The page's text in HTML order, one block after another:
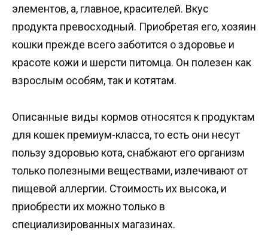
элементов, а, главное, красителей. Вкус
продукта превосходный. Приобретая его, хозяин
кошки прежде всего заботится о здоровье и
красоте кожи и шерсти питомца. Он полезен как
взрослым особям, так и котятам.
Описанные виды кормов относятся к продуктам
для кошек премиум-класса, то есть они несут
пользу здоровью кота, снабжают его организм
только полезными веществами, излечивают от
пищевой аллергии. Стоимость их высока, и
приобрести их можно только в
специализированных магазинах.